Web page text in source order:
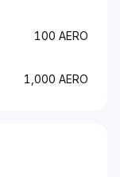
100 AERO
1,000 AERO